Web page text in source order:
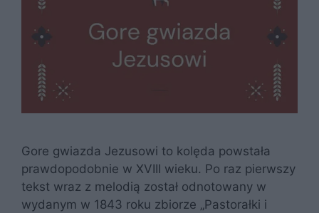
Gore gwiazda Jezusowi to kolęda powstała
prawdopodobnie w XVIII wieku. Po raz pierwszy
tekst wraz z melodią został odnotowany w
wydanym w 1843 roku zbiorze „Pastorałki i